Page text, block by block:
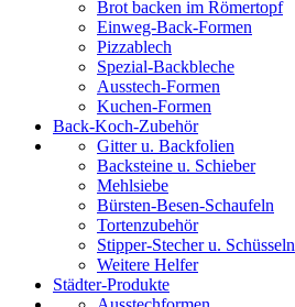
Brot backen im Römertopf
Einweg-Back-Formen
Pizzablech
Spezial-Backbleche
Ausstech-Formen
Kuchen-Formen
Back-Koch-Zubehör
Gitter u. Backfolien
Backsteine u. Schieber
Mehlsiebe
Bürsten-Besen-Schaufeln
Tortenzubehör
Stipper-Stecher u. Schüsseln
Weitere Helfer
Städter-Produkte